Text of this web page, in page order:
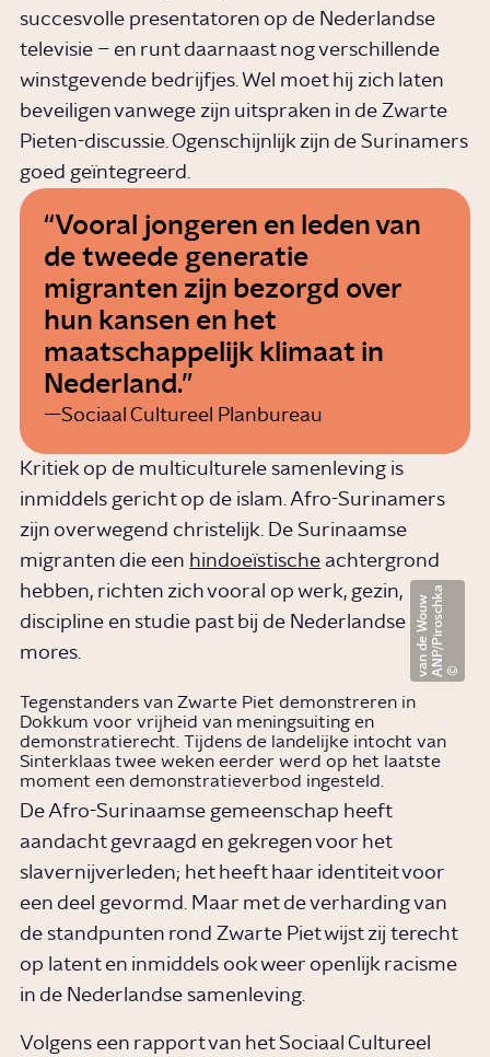
succesvolle presentatoren op de Nederlandse
televisie – en runt daarnaast nog verschillende
winstgevende bedrijfjes. Wel moet hij zich laten
beveiligen vanwege zijn uitspraken in de Zwarte
Pieten-discussie. Ogenschijnlijk zijn de Surinamers
goed geïntegreerd.
Vooral jongeren en leden van
de tweede generatie
migranten zijn bezorgd over
hun kansen en het
maatschappelijk klimaat in
Nederland.
Sociaal Cultureel Planbureau
Kritiek op de multiculturele samenleving is
inmiddels gericht op de islam. Afro-Surinamers
zijn overwegend christelijk. De Surinaamse
migranten die een hindoeïstische achtergrond
hebben, richten zich vooral op werk, gezin,
discipline en studie past bij de Nederlandse
mores.
A
N
P
/
P
i
r
o
s
c
h
ka
v
a
n
d
e
W
o
u
w
Tegenstanders van Zwarte Piet demonstreren in
Dokkum voor vrijheid van meningsuiting en
demonstratierecht. Tijdens de landelijke intocht van
Sinterklaas twee weken eerder werd op het laatste
moment een demonstratieverbod ingesteld.
De Afro-Surinaamse gemeenschap heeft
aandacht gevraagd en gekregen voor het
slavernijverleden; het heeft haar identiteit voor
een deel gevormd. Maar met de verharding van
de standpunten rond Zwarte Piet wijst zij terecht
op latent en inmiddels ook weer openlijk racisme
in de Nederlandse samenleving.
Volgens een rapport van het Sociaal Cultureel